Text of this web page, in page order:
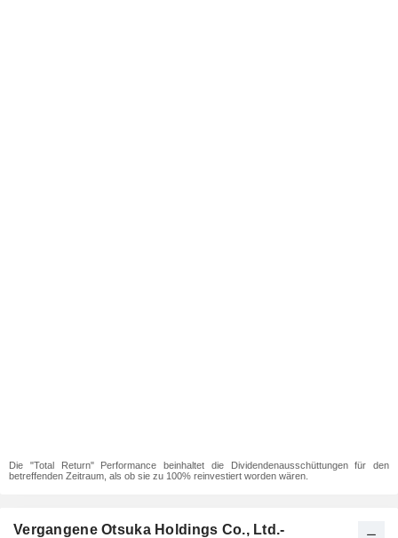
Die "Total Return" Performance beinhaltet die Dividendenausschüttungen für den
betreffenden Zeitraum, als ob sie zu 100% reinvestiert worden wären.
Vergangene Otsuka Holdings Co., Ltd.-